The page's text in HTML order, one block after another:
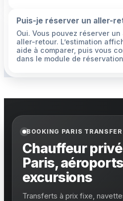
Puis-je réserver un aller-
Oui. Vous pouvez réserver
aller-retour. L’estimation
aide à comparer, puis vous
dans le module de
BOOKING PARIS TRANSFER
Chauffeur privé
Paris,
excursions
Transferts à prix fixe,